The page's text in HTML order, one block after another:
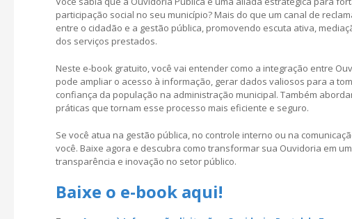
participação social no seu município? Mais do que um canal de
entre o cidadão e a gestão pública, promovendo escuta ativa,
dos serviços prestados.
Neste e-book gratuito, você vai entender como a integração entre
pode ampliar o acesso à informação, gerar dados valiosos para a
confiança da população na administração municipal. Também
práticas que tornam esse processo mais eficiente e seguro.
Se você atua na gestão pública, no controle interno ou na
você. Baixe agora e descubra como transformar sua Ouvidoria em
transparência e inovação no setor público.
Baixe o e-book aqui!